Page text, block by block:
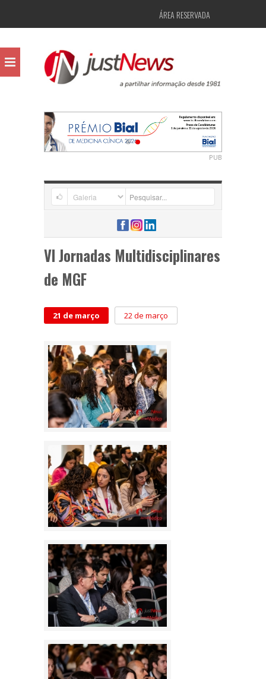
ÁREA RESERVADA
PUB
VI Jornadas Multidisciplinares
de MGF
21 de março 22 de março